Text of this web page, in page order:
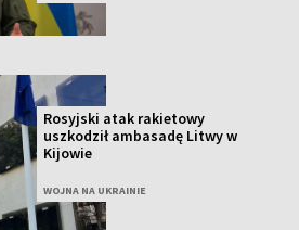
Rosyjski atak rakietowy
uszkodził ambasadę Litwy w
Kijowie
WOJNA NA UKRAINIE